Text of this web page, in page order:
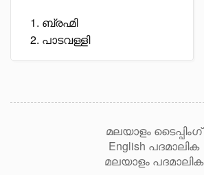
ബ്രഹ്മി
പാടവള്ളി
മലയാളം ടൈപ്പിംഗ്
English പദമാലിക
മലയാളം പദമാലിക